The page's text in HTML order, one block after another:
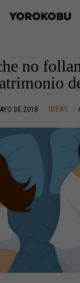
no
DE 2018 IDEAS